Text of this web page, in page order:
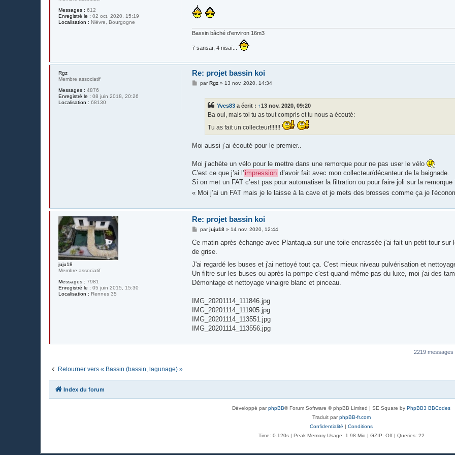
Messages : 612
Enregistré le : 02 oct. 2020, 15:19
Localisation : Nièvre, Bourgogne
Bassin bâché d'environ 16m3
7 sansaï, 4 nisaï...
Rgz
Membre associatif
Messages : 4876
Enregistré le : 08 juin 2018, 20:26
Localisation : 68130
Re: projet bassin koi
MparRgz » 13 nov. 2020, 14:34
Yves83 a écrit : ↑13 nov. 2020, 09:20
Ba oui, mais toi tu as tout compris et tu nous a écouté:
Tu as fait un collecteur!!!!!!!
Moi aussi j’ai écouté pour le premier..
Moi j’achète un vélo pour le mettre dans une remorque pour ne pas user le vélo
C’est ce que j’ai l' impression d’avoir fait avec mon collecteur/décanteur de la baignade.
Si on met un FAT c’est pas pour automatiser la filtration ou pour faire joli sur la remorque
« Moi j’ai un FAT mais je le laisse à la cave et je mets des brosses comme ça je
juju18
Membre associatif
Messages : 7981
Enregistré le : 05 juin 2015, 15:30
Localisation : Rennes 35
Re: projet bassin koi
M
s
a
e
parjuju18 » 14 nov. 2020, 12:44
Ce matin après échange avec Plantaqua sur une toile encrassée j'ai fait un petit tour
de grise.
J'ai regardé les buses et j'ai nettoyé tout ça. C'est mieux niveau pulvérisation et
Un filtre sur les buses ou après la pompe c'est quand-même pas du luxe, moi j'ai des
Démontage et nettoyage vinaigre blanc et pinceau.
IMG_20201114_111846.jpg
IMG_20201114_111905.jpg
IMG_20201114_113551.jpg
IMG_20201114_113556.jpg
2219 messages
Retourner vers « Bassin (bassin, lagunage) »
Index du forum
Développé parphpBB® Forum Software © phpBB Limited | SE Square by PhpBB3 BBCodes
Traduit parphpBB-fr.com
Confidentialité | Conditions
Time: 0.120s| Peak Memory Usage: 1.98 Mio | GZIP: Off | Queries: 22